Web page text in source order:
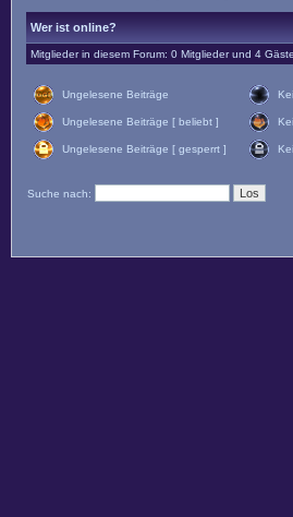
Wer ist online?
Mitglieder in diesem Forum: 0 Mitglieder und 4 Gäste
Ungelesene Beiträge
Ungelesene Beiträge [ beliebt ]
Ungelesene Beiträge [ gesperrt ]
Suche nach: